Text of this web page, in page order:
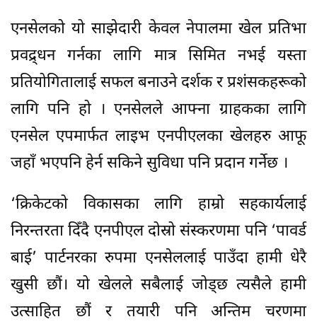
एनसेलको यो साझेदारी केवल नेपालमा खेल प्रतिभा
प्रवद्र्धन गर्नका लागि मात्र सिमित नभई यस्ता
प्रतियोगितालाई सफल बनाउने दर्शक र प्रशंसकहरूको
लागि पनि हो । एनसेलले आफ्ना ग्राहकका लागि
एनसेल एपमार्फत लाइभ एनपीएलका खेलहरु आफू
जहाँ भएपनि हेर्न सकिने सुविधा पनि प्रदान गर्नेछ ।
‘क्रिकेटको विकासका लागि हाम्रो सहकार्यलाई
निरन्तरता दिँदै एनपीएल दोस्रो संस्करणमा पनि ‘पावर्ड
बाई’ पार्टनरका रुपमा एनसेललाई पाउँदा हामी धेरै
खुसी छौं। यो खेलले सबैलाई जोड्छ त्यसैले हामी
उत्साहित छौं र तयारी पनि अन्तिम चरणमा